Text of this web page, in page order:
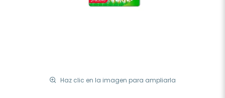
Haz clic en la imagen para ampliarla